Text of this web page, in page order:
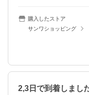
購入したストア
サンワショッピング
2,3日で到着しまし